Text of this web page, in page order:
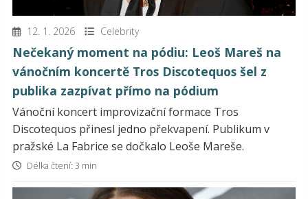
12. 1. 2026 Celebrity
Nečekaný moment na pódiu: Leoš Mareš na
vánočním koncertě Tros Discotequos šel z
publika zazpívat přímo na pódium
Vánoční koncert improvizační formace Tros
Discotequos přinesl jedno překvapení. Publikum v
pražské La Fabrice se dočkalo Leoše Mareše.
Délka čtení: 3 min